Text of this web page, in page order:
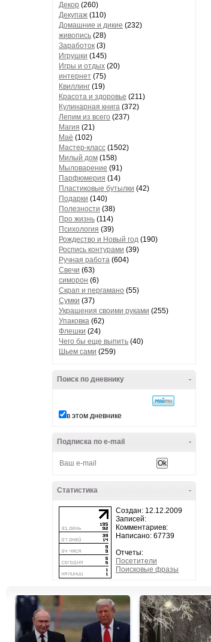
Декор (260)
Декупаж (110)
Домашние и дикие (232)
живопись (28)
Заработок (3)
Игрушки (145)
Игры и отдых (20)
интернет (75)
Квиллинг (19)
Красота и здоровье (211)
Кулинарная книга (372)
Лепим из всего (237)
Магия (21)
Маё (102)
Мастер-класс (1502)
Милый дом (158)
Мыловарение (91)
Парфюмерия (14)
Пластиковые бутылки (42)
Подарки (140)
Полезности (38)
Про жизнь (114)
Психология (39)
Рождество и Новый год (190)
Роспись контурами (39)
Ручная работа (604)
Свечи (63)
симорон (6)
Скрап и пергамано (55)
Сумки (37)
Украшения своими руками (255)
Упаковка (62)
Флешки (24)
Чего бы еще выпить (40)
Шьем сами (259)
-
Поиск по дневнику
в этом дневнике
-
Подписка по e-mail
-
Статистика
Создан: 12.12.2009
Записей:
Комментариев:
Написано: 67739
Отчеты:
Посетители
Поисковые фразы